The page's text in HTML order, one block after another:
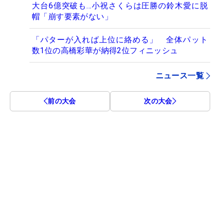
大台6億突破も…小祝さくらは圧勝の鈴木愛に脱
帽「崩す要素がない」
「パターが入れば上位に絡める」 全体パット
数1位の高橋彩華が納得2位フィニッシュ
ニュース一覧
前の大会 次の大会